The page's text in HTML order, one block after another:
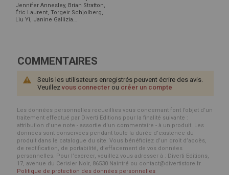
Jennifer Annesley, Brian Stratton,
Éric Laurent, Torgeir Schjolberg,
Liu Yi, Janine Gallizia…
COMMENTAIRES
Seuls les utilisateurs enregistrés peuvent écrire des avis.
Veuillez vous connecter ou créer un compte
Les données personnelles recueillies vous concernant font l’objet d’un
traitement effectué par Diverti Editions pour la finalité suivante :
attribution d'une note - assortie d'un commentaire - à un produit. Les
données sont conservées pendant toute la durée d'existence du
produit dans le catalogue du site. Vous bénéficiez d’un droit d’accès,
de rectification, de portabilité, d’effacement de vos données
personnelles. Pour l’exercer, veuillez vous adresser à : Diverti Editions,
17, avenue du Cerisier Noir, 86530 Naintré ou contact@divertistore.fr.
Politique de protection des données personnelles